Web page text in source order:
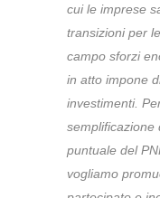
cui le imprese
transizioni per
campo sforzi
in atto impone
investimenti.
semplificazione
puntuale del
vogliamo